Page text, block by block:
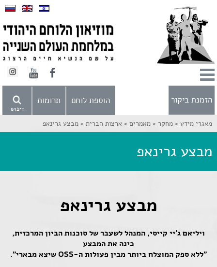
הזמנת ביקור
חיפוש
הוספת לוחם תרומות
מאגרי מידע > מחקר > מאמרים > ארצות הברית > מבצע גרינאפ
מבצע גרינאפ
מבצע גרינאפ
ויליאם ג'יי קייסי, המנהל לשעבר של סוכנות הביון המרכזית,
כינה את המבצע
"ללא ספק המוצלח ביותר מבין פעולות ה-OSS שיצא מבארי".